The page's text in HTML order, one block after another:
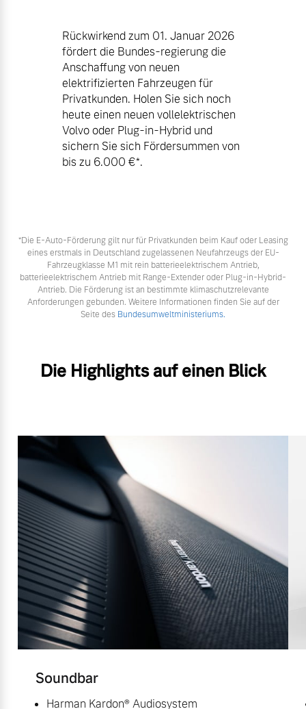
Rückwirkend zum 01. Januar 2026
fördert die Bundes-regierung die
Anschaffung von neuen
elektrifizierten Fahrzeugen für
Privatkunden. Holen Sie sich noch
heute einen neuen vollelektrischen
Volvo oder Plug-in-Hybrid und
sichern Sie sich Fördersummen von
bis zu 6.000 €⁠*.
*Die E‑Auto-Förderung gilt nur für Privatkunden beim Kauf oder Leasing
eines erstmals in Deutschland zugelassenen Neufahrzeugs der EU-
Fahrzeugklasse M1 mit rein batterieelektrischem Antrieb,
batterieelektrischem Antrieb mit Range-Extender oder Plug-in-Hybrid-
Antrieb. Die Förderung ist an bestimmte klimaschutzrelevante
Anforderungen gebunden. Weitere Informationen finden Sie auf der
Seite des Bundesumweltministeriums.
Die Highlights auf einen Blick
Soundbar
Harman Kardon® Audiosystem